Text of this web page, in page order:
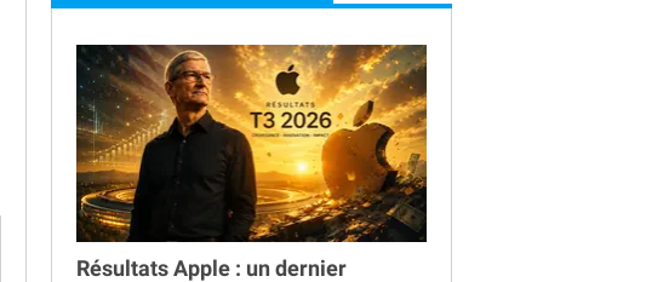
Résultats Apple : un dernier